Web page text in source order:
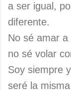
a ser igual,
diferente.
No sé amar
no sé volar
Soy siempre
seré la